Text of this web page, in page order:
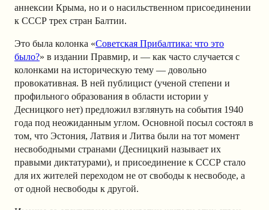
аннексии Крыма, но и о насильственном присоединении
к СССР трех стран Балтии.
Это была колонка «Советская Прибалтика: что это
было?» в издании Правмир, и — как часто случается с
колонками на историческую тему — довольно
провокативная. В ней публицист (ученой степени и
профильного образования в области истории у
Десницкого нет) предложил взглянуть на события 1940
года под неожиданным углом. Основной посыл состоял в
том, что Эстония, Латвия и Литва были на тот момент
несвободными странами (Десницкий называет их
правыми диктатурами), и присоединение к СССР стало
для их жителей переходом не от свободы к несвободе, а
от одной несвободы к другой.